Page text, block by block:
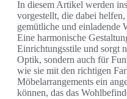
In diesem Artikel werden
vorgestellt, die dabei
gemütliche und einladende
Eine harmonische
Einrichtungsstile und sorgt
Optik, sondern auch für
wie sie mit den richtigen
Möbelarrangements ein
können, das das